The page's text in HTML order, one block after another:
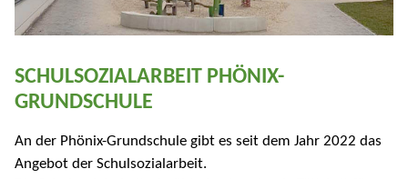
SCHULSOZIALARBEIT PHÖNIX-
GRUNDSCHULE
An der Phönix-Grundschule gibt es seit dem Jahr 2022 das
Angebot der Schulsozialarbeit.